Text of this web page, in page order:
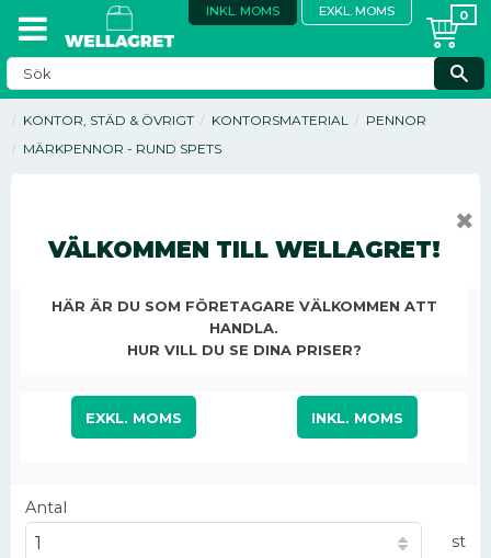
INKL. MOMS EXKL. MOMS
KONTOR, STÄD & ÖVRIGT KONTORSMATERIAL
PENNOR
MÄRKPENNOR - RUND SPETS
17,13
Antal
st
VÄLKOMMEN TILL WELLAGRET!
HÄR ÄR DU SOM FÖRETAGARE VÄLKOMMEN ATT
HANDLA.
HUR VILL DU SE DINA PRISER?
EXKL. MOMS INKL. MOMS
✖